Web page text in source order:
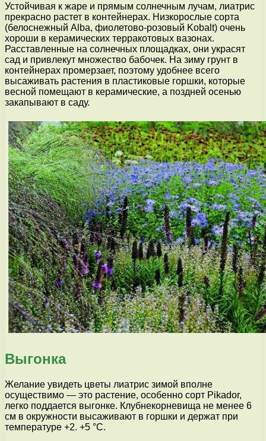
Устойчивая к жаре и прямым солнечным лучам, лиатрис
прекрасно растет в контейнерах. Низкорослые сорта
(белоснежный Alba, фиолетово-розовый Kobalt) очень
хороши в керамических терракотовых вазонах.
Расставленные на солнечных площадках, они украсят
сад и привлекут множество бабочек. На зиму грунт в
контейнерах промерзает, поэтому удобнее всего
высаживать растения в пластиковые горшки, которые
весной помещают в керамические, а поздней осенью
закапывают в саду.
Выгонка
Желание увидеть цветы лиатрис зимой вполне
осуществимо — это растение, особенно сорт Pikador,
легко поддается выгонке. Клубнекорневища не менее 6
см в окружности высаживают в горшки и держат при
температуре +2. +5 °С.